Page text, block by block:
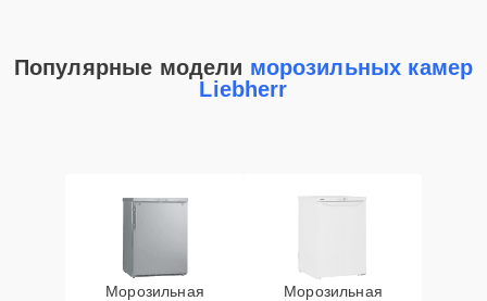
Популярные модели морозильных камер
Liebherr
Морозильная
Морозильная